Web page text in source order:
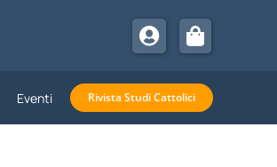
Eventi Rivista Studi Cattolici